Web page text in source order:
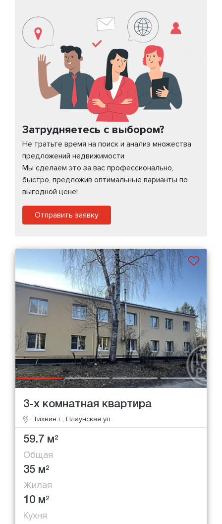
Затрудняетесь с выбором?
Не тратьте время на поиск и анализ множества
предложений недвижимости
Мы сделаем это за вас профессионально,
быстро, предложив оптимальные варианты по
выгодной цене!
Отправить заявку
3-х комнатная квартира
Тихвин г., Плаунская ул.
59.7 м2
Общая
35 м2
Жилая
10 м2
Кухня